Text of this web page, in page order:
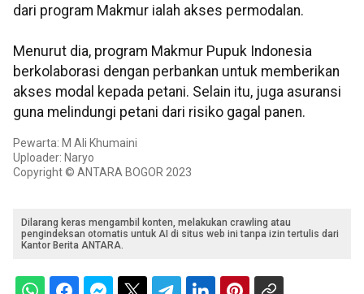
dari program Makmur ialah akses permodalan.
Menurut dia, program Makmur Pupuk Indonesia
berkolaborasi dengan perbankan untuk memberikan
akses modal kepada petani. Selain itu, juga asuransi
guna melindungi petani dari risiko gagal panen.
Pewarta: M Ali Khumaini
Uploader: Naryo
Copyright © ANTARA BOGOR 2023
Dilarang keras mengambil konten, melakukan crawling atau
pengindeksan otomatis untuk AI di situs web ini tanpa izin tertulis dari
Kantor Berita ANTARA.